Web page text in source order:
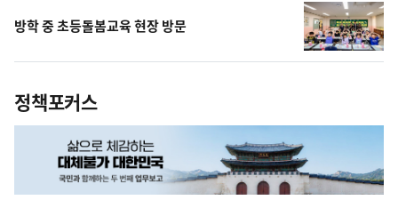
방학 중 초등돌봄교육 현장 방문
정책포커스